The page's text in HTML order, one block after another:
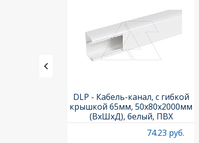
DLP - Кабель-канал, с гибкой
крышкой 65мм, 50x80х2000мм
(ВхШхД), белый, ПВХ
74.23 руб.